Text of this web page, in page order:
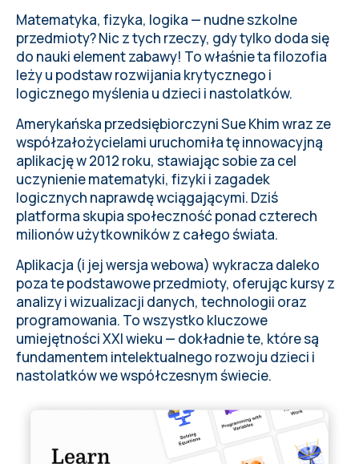
Matematyka, fizyka, logika — nudne szkolne
przedmioty? Nic z tych rzeczy, gdy tylko doda się
do nauki element zabawy! To właśnie ta filozofia
leży u podstaw rozwijania krytycznego i
logicznego myślenia u dzieci i nastolatków.
Amerykańska przedsiębiorczyni Sue Khim wraz ze
współzałożycielami uruchomiłatę innowacyjną
aplikacjęw 2012 roku, stawiając sobie za cel
uczynienie matematyki, fizyki i zagadek
logicznych naprawdę wciągającymi. Dziś
platforma skupia społeczność ponad czterech
milionów użytkowników z całego świata.
Aplikacja (i jej wersja webowa) wykracza daleko
poza te podstawowe przedmioty, oferując kursy z
analizy i wizualizacji danych, technologii oraz
programowania. To wszystko kluczowe
umiejętności XXI wieku — dokładnie te, które są
fundamentem intelektualnego rozwoju dzieci i
nastolatków we współczesnym świecie.